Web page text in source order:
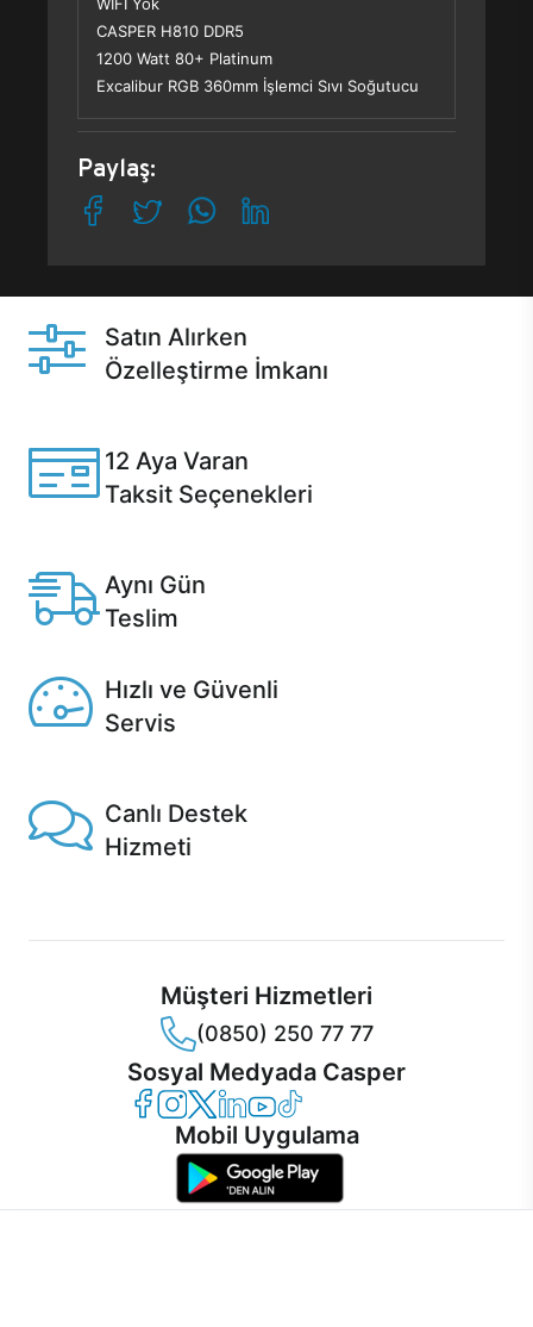
CASPER H810 DDR5
1200 Watt 80+ Platinum
Excalibur RGB 360mm İşlemci Sıvı Soğutucu
Paylaş:
Satın Alırken
Özelleştirme İmkanı
12 Aya Varan
Taksit Seçenekleri
Aynı Gün
Teslim
Hızlı ve Güvenli
Servis
Canlı Destek
Hizmeti
Müşteri Hizmetleri
(0850) 250 77 77
Sosyal Medyada Casper
Casper Facebook
Casper Instagram
Casper Twitter
Casper LinkedIn
Casper YouTube
Casper TikTok
Mobil Uygulama